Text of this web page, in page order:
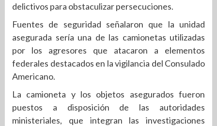
delictivos para obstaculizar persecuciones.
Fuentes de seguridad señalaron que la unidad
asegurada sería una de las camionetas utilizadas
por los agresores que atacaron a elementos
federales destacados en la vigilancia del Consulado
Americano.
La camioneta y los objetos asegurados fueron
puestos a disposición de las autoridades
ministeriales, que integran las investigaciones